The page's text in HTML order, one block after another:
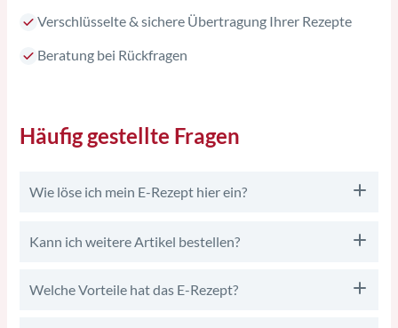
Verschlüsselte & sichere Übertragung Ihrer Rezepte
Beratung bei Rückfragen
Häufig gestellte Fragen
Wie löse ich mein E-Rezept hier ein?
Kann ich weitere Artikel bestellen?
Welche Vorteile hat das E-Rezept?